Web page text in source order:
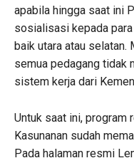
apabila hingga saat ini
sosialisasi kepada
baik utara atau selatan.
semua pedagang tidak
sistem kerja dari
Untuk saat ini, program
Kasunanan sudah
Pada halaman resmi